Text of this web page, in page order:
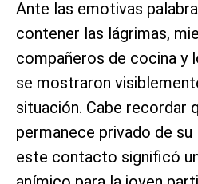
Ante las emotivas
contener las lágrimas,
compañeros de cocina y
se mostraron
situación. Cabe recordar
permanece privado de
este contacto significó